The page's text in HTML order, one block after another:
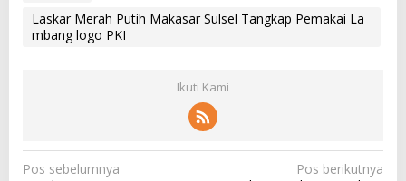
Laskar Merah Putih Makasar Sulsel Tangkap Pemakai La
mbang logo PKI
Ikuti Kami
N
Pos sebelumnya
Pos berikutnya